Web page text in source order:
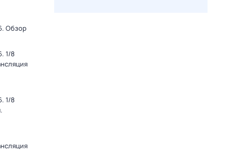
Обзор
1/8
1/8